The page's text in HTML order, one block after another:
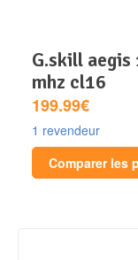
g.skill aegis 16 go (2 x 8 go) ddr4 3200
mhz cl16
199.99€
1 revendeur
Comparer les